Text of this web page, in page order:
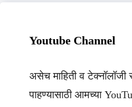
Youtube Channel
असेच माहिती व टेक्नॉलॉजी
पाहण्यासाठी आमच्या